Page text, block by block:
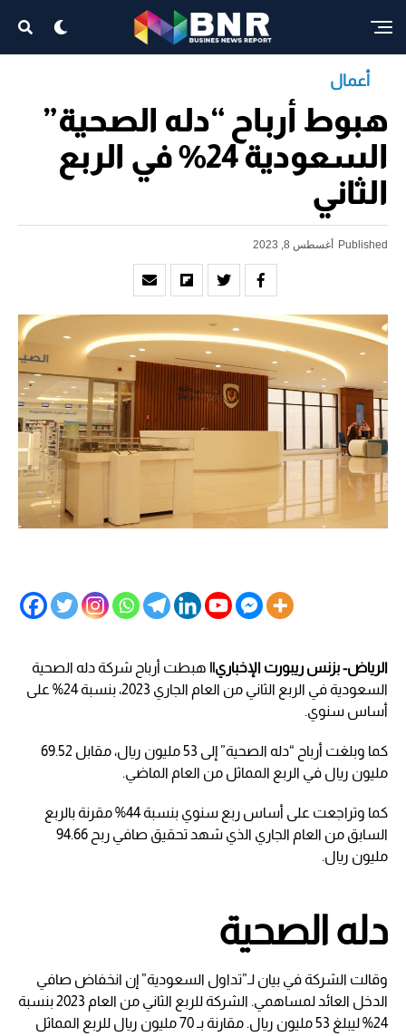
أعمال
هبوط أرباح “دله الصحية”
السعودية 24% في الربع
الثاني
Published أغسطس 8, 2023
الرياض- بزنس ريبورت الإخباري|| هبطت أرباح شركة دله الصحية
السعودية في الربع الثاني من العام الجاري 2023، بنسبة 24% على
أساس سنوي.
كما وبلغت أرباح “دله الصحية” إلى 53 مليون ريال، مقابل 69.52
مليون ريال في الربع المماثل من العام الماضي.
كما وتراجعت على أساس ربع سنوي بنسبة 44% مقرنة بالربع
السابق من العام الجاري الذي شهد تحقيق صافي ربح 94.66
مليون ريال.
دله الصحية
وقالت الشركة في بيان لـ”تداول السعودية” إن انخفاض صافي
الدخل العائد لمساهمي. الشركة للربع الثاني من العام 2023 بنسبة
24% ليبلغ 53 مليون ريال. مقارنة بـ 70 مليون ريال للربع المماثل